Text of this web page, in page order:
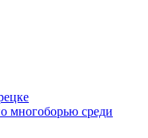
многоборью среди